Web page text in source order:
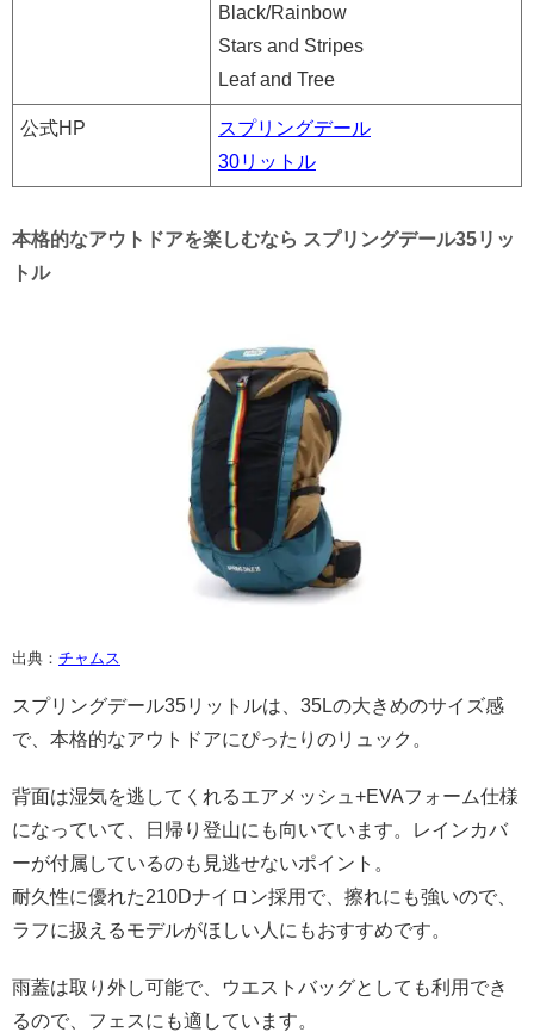
Black/Rainbow
Stars and Stripes
Leaf and Tree
公式HP
スプリングデール
30リットル
本格的なアウトドアを楽しむなら スプリングデール35リッ
トル
出典： チャムス
スプリングデール35リットルは、35Lの大きめのサイズ感
で、本格的なアウトドアにぴったりのリュック。
背面は湿気を逃してくれるエアメッシュ+EVAフォーム仕様
になっていて、日帰り登山にも向いています。レインカバ
ーが付属しているのも見逃せないポイント。
耐久性に優れた210Dナイロン採用で、擦れにも強いので、
ラフに扱えるモデルがほしい人にもおすすめです。
雨蓋は取り外し可能で、ウエストバッグとしても利用でき
るので、フェスにも適しています。